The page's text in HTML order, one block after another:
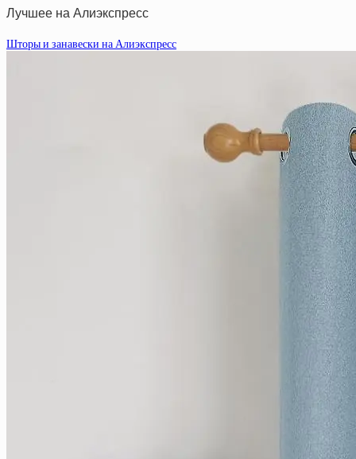
Лучшее на Алиэкспресс
Шторы и занавески на Алиэкспресс